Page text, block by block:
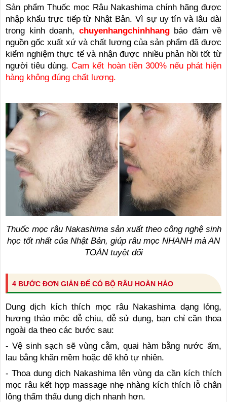
Sản phẩm Thuốc mọc Râu Nakashima chính hãng được
nhập khẩu trực tiếp từ Nhật Bản. Vì sự uy tín và lâu dài
trong kinh doanh, chuyenhangchinhhangbảo đảm về
nguồn gốc xuất xứ và chất lượng của sản phẩm đã được
kiểm nghiệm thực tế và nhận được nhiều phản hồi tốt từ
người tiêu dùng.Cam kết hoàn tiền 300% nếu phát hiện
hàng không đúng chất lượng.
Thuốc mọc râu Nakashima sản xuất theo công nghệ sinh
học tốt nhất của Nhật Bản, giúp râu mọc NHANH mà AN
TOÀN tuyệt đối
4 BƯỚC ĐƠN GIẢN ĐỂ CÓ BỘ RÂU HOÀN HẢO
Dung dịch kích thích mọc râu Nakashima dạng lỏng,
hương thảo mộc dễ chịu, dễ sử dụng, bạn chỉ cần thoa
ngoài da theo các bước sau:
- Vệ sinh sạch sẽ vùng cằm, quai hàm bằng nước ấm,
lau bằng khăn mềm hoặc để khô tự nhiên.
- Thoa dung dịch Nakashima lên vùng da cần kích thích
mọc râu kết hợp massage nhẹ nhàng kích thích lỗ chân
lông thẩm thấu dung dịch nhanh hơn.